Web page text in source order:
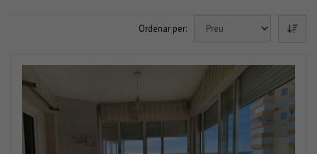
Ordenar per: